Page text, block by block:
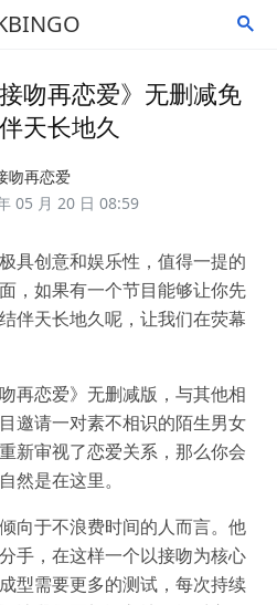

吻再恋爱》无删减免
天长地久
吻再恋爱
05 月 20 日 08:59
具创意和娱乐性，值得一提的
，如果有一个节目能够让你先
伴天长地久呢，让我们在荧幕
再恋爱》无删减版，与其他相
邀请一对素不相识的陌生男女
新审视了恋爱关系，那么你会
然是在这里。
向于不浪费时间的人而言。他
手，在这样一个以接吻为核心
型需要更多的测试，每次持续